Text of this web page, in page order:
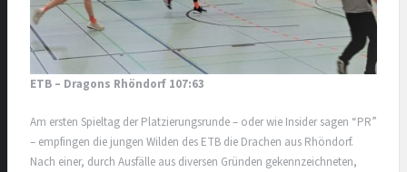
ETB – Dragons Rhöndorf 107:63
Am ersten Spieltag der Platzierungsrunde – oder wie Insider sagen “PR”
– empfingen die jungen Wilden des ETB die Drachen aus Rhöndorf.
Nach einer, durch Ausfälle aus diversen Gründen gekennzeichneten,